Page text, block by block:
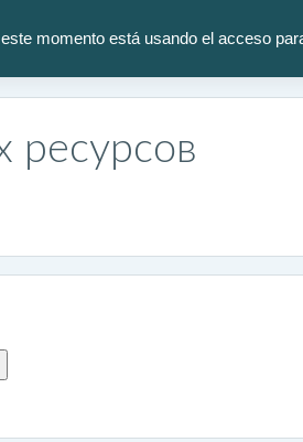
momento está usando el acceso
ресурсов